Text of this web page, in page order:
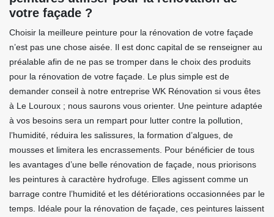
votre façade ?
Choisir la meilleure peinture pour la rénovation de votre façade
n’est pas une chose aisée. Il est donc capital de se renseigner au
préalable afin de ne pas se tromper dans le choix des produits
pour la rénovation de votre façade. Le plus simple est de
demander conseil à notre entreprise WK Rénovation si vous êtes
à Le Louroux ; nous saurons vous orienter. Une peinture adaptée
à vos besoins sera un rempart pour lutter contre la pollution,
l’humidité, réduira les salissures, la formation d’algues, de
mousses et limitera les encrassements. Pour bénéficier de tous
les avantages d’une belle rénovation de façade, nous priorisons
les peintures à caractère hydrofuge. Elles agissent comme un
barrage contre l’humidité et les détériorations occasionnées par le
temps. Idéale pour la rénovation de façade, ces peintures laissent